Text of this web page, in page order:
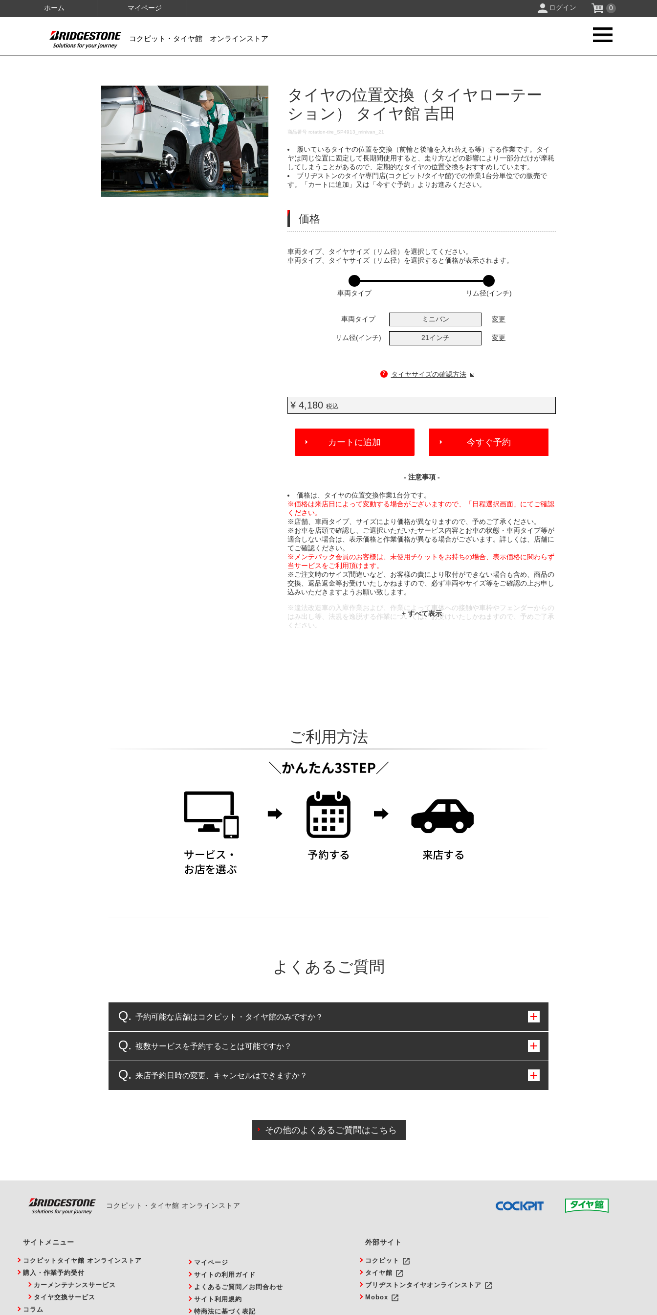
ホーム マイページ ログイン 0
コクピット・タイヤ館 オンラインストア
IMAGES
タイヤの位置交換（タイヤローテー
ション） タイヤ館 吉田
DETAILS
商品番号 rotation-tire_SP4913_minivan_21
履いているタイヤの位置を交換（前輪と後輪を入れ替える等）する作業です。タイ
ヤは同じ位置に固定して長期間使用すると、走り方などの影響により一部分だけが摩耗
してしまうことがあるので、定期的なタイヤの位置交換をおすすめしています。
ブリヂストンのタイヤ専門店(コクピット/タイヤ館)での作業1台分単位での販売で
す。「カートに追加」又は「今すぐ予約」よりお進みください。
価格
VARIATIONS
車両タイプ、タイヤサイズ（リム径）を選択してください。
車両タイプ、タイヤサイズ（リム径）を選択すると価格が表示されます。
車両タイプ リム径(インチ)
車両タイプ ミニバン 変更
リム径(インチ) 21インチ 変更
? タイヤサイズの確認方法
¥ 4,180税込
ADD
CART
カートに追加 今すぐ予約
- 注意事項 -
価格は、タイヤの位置交換作業1台分です。
※価格は来店日によって変動する場合がございますので、「日程選択画面」にてご確認
ください。
※店舗、車両タイプ、サイズにより価格が異なりますので、予めご了承ください。
※お車を店頭で確認し、ご選択いただいたサービス内容とお車の状態・車両タイプ等が
適合しない場合は、表示価格と作業価格が異なる場合がございます。詳しくは、店舗に
てご確認ください。
※メンテパック会員のお客様は、未使用チケットをお持ちの場合、表示価格に関わらず
当サービスをご利用頂けます。
※ご注文時のサイズ間違いなど、お客様の責により取付ができない場合も含め、商品の
交換、返品返金等お受けいたしかねますので、必ず車両やサイズ等をご確認の上お申し
込みいただきますようお願い致します。
※違法改造車の入庫作業および、作業によって車体への接触や車枠やフェンダーからの
はみ出し等、法規を逸脱する作業については、お受けいたしかねますので、予めご了承
ください。
ご利用方法
よくあるご質問
予約可能な店舗はコクピット・タイヤ館のみですか？
コクピット・タイヤ館のみとなります。
複数サービスを予約することは可能ですか？
複数サービスのご予約は可能です。
来店予約日時の変更、キャンセルはできますか？
また、やむを得ない事由によりご予約のキャンセルをご希望の際は、直接ご予約いただいた店舗へご連絡くださ
その他のよくあるご質問はこちら
コクピット・タイヤ館 オンラインストア
サイトメニュー
コクピットタイヤ館 オンラインストア
購入・作業予約受付
カーメンテナンスサービス
タイヤ交換サービス
コラム
マイページ
サイトの利用ガイド
よくあるご質問／お問合わせ
サイト利用規約
特商法に基づく表記
外部サイト
コクピット launch
タイヤ館 launch
ブリヂストンタイヤオンラインストア launch
Mobox launch